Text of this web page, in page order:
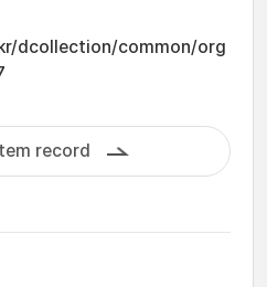
dcollection/common/org
record